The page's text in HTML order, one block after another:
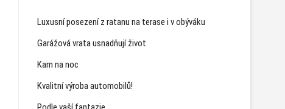
Luxusní posezení z ratanu na terase i v obýváku
Garážová vrata usnadňují život
Kam na noc
Kvalitní výroba automobilů!